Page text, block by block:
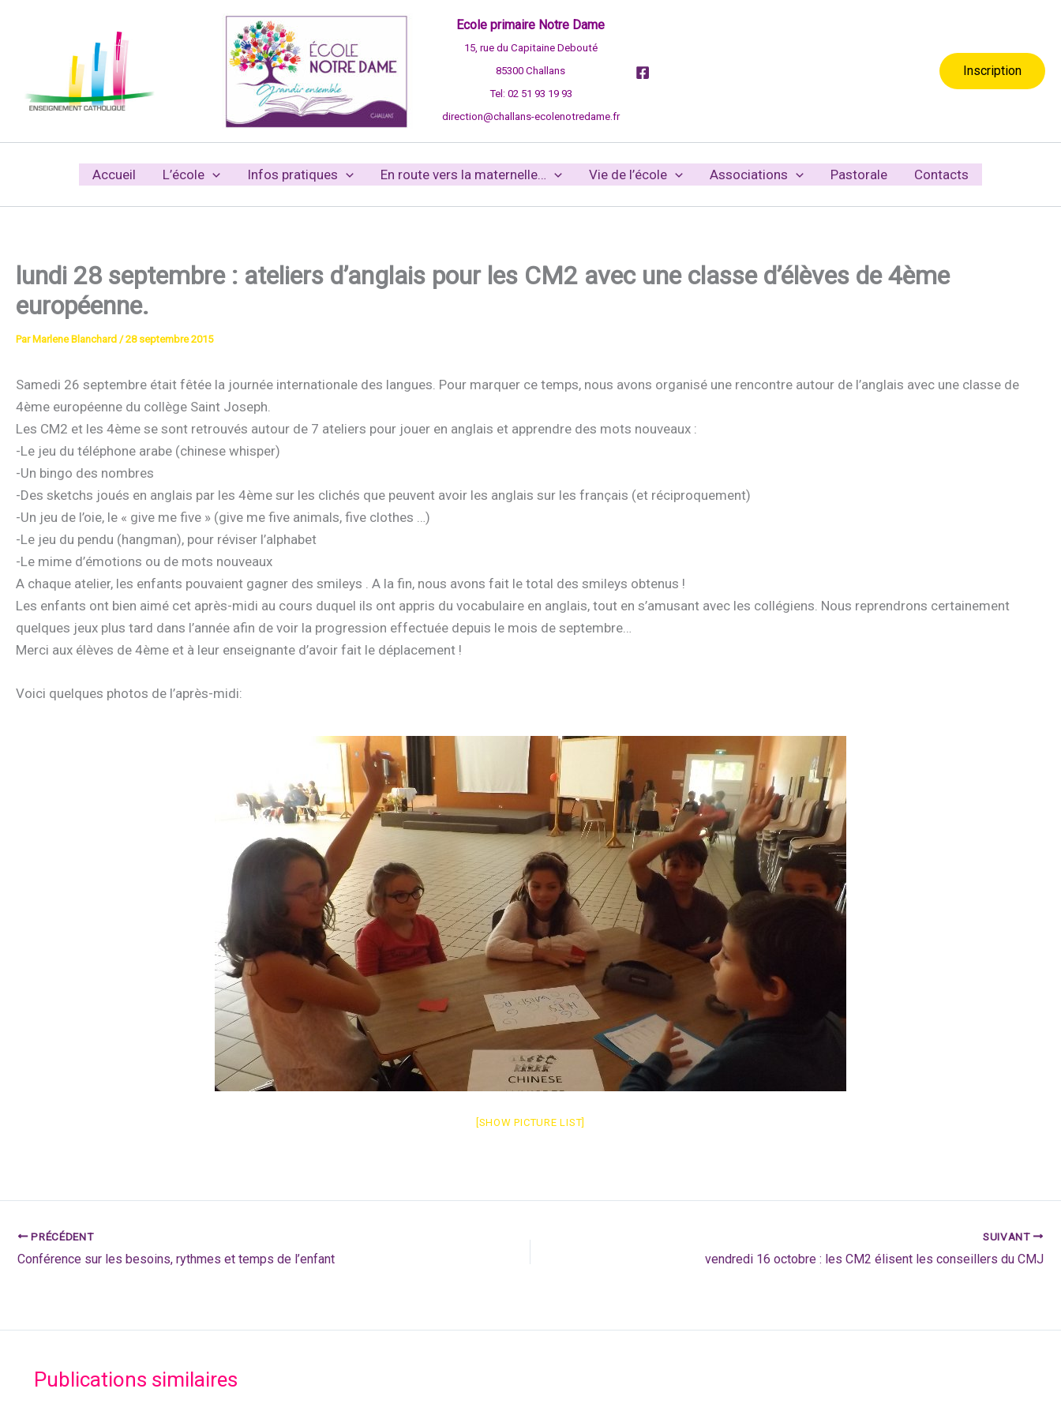
Ecole primaire Notre Dame
15, rue du Capitaine Debouté
85300 Challans
Tel: 02 51 93 19 93
direction@challans-ecolenotredame.fr
Inscription
Accueil L’école Infos pratiques En route vers la maternelle… Vie de l’école Associations Pastorale Contacts
lundi 28 septembre : ateliers d’anglais pour les CM2 avec une classe d’élèves de 4ème
européenne.
Par Marlene Blanchard /28 septembre 2015
Samedi 26 septembre était fêtée la journée internationale des langues. Pour marquer ce temps, nous avons organisé une rencontre autour de l’anglais avec une classe de
4ème européenne du collège Saint Joseph.
Les CM2 et les 4ème se sont retrouvés autour de 7 ateliers pour jouer en anglais et apprendre des mots nouveaux :
-Le jeu du téléphone arabe (chinese whisper)
-Un bingo des nombres
-Des sketchs joués en anglais par les 4ème sur les clichés que peuvent avoir les anglais sur les français (et réciproquement)
-Un jeu de l’oie, le « give me five » (give me five animals, five clothes …)
-Le jeu du pendu (hangman), pour réviser l’alphabet
-Le mime d’émotions ou de mots nouveaux
A chaque atelier, les enfants pouvaient gagner des smileys . A la fin, nous avons fait le total des smileys obtenus !
Les enfants ont bien aimé cet après-midi au cours duquel ils ont appris du vocabulaire en anglais, tout en s’amusant avec les collégiens. Nous reprendrons certainement
quelques jeux plus tard dans l’année afin de voir la progression effectuée depuis le mois de septembre…
Merci aux élèves de 4ème et à leur enseignante d’avoir fait le déplacement !
Voici quelques photos de l’après-midi:
[SHOW PICTURE LIST]
PRÉCÉDENT
Conférence sur les besoins, rythmes et temps de l’enfant
SUIVANT
vendredi 16 octobre : les CM2 élisent les conseillers du CMJ
Publications similaires